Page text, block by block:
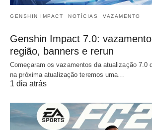
GENSHIN IMPACT NOTÍCIAS VAZAMENTO
Genshin Impact 7.0:
região, banners e rerun
Começaram os vazamentos da atualização 7.0
na próxima atualização teremos uma…
1 dia atrás